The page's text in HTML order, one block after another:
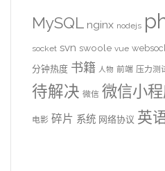
MySQL nginx nodejs
socket svn swoole vue
分钟热度 书籍 人物 前端 压力测
待解决 微信 微信小
电影 碎片 系统 网络协议 英